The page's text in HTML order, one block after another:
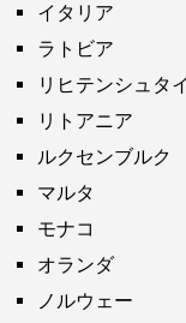
イタリア
ラトビア
リヒテンシュタ
リトアニア
ルクセンブルク
マルタ
モナコ
オランダ
ノルウェー